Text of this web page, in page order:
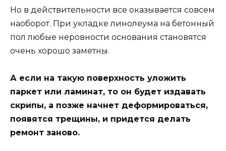
Но в действительности все оказывается совсем
наоборот. При укладке линолеума на бетонный
пол любые неровности основания становятся
очень хорошо заметны.
А если на такую поверхность уложить
паркет или ламинат, то он будет издавать
скрипы, а позже начнет деформироваться,
появятся трещины, и придется делать
ремонт заново.